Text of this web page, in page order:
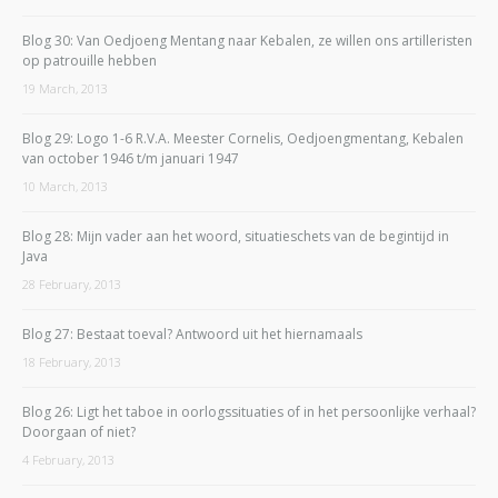
Blog 30: Van Oedjoeng Mentang naar Kebalen, ze willen ons artilleristen
op patrouille hebben
19 March, 2013
Blog 29: Logo 1-6 R.V.A. Meester Cornelis, Oedjoengmentang, Kebalen
van october 1946 t/m januari 1947
10 March, 2013
Blog 28: Mijn vader aan het woord, situatieschets van de begintijd in
Java
28 February, 2013
Blog 27: Bestaat toeval? Antwoord uit het hiernamaals
18 February, 2013
Blog 26: Ligt het taboe in oorlogssituaties of in het persoonlijke verhaal?
Doorgaan of niet?
4 February, 2013